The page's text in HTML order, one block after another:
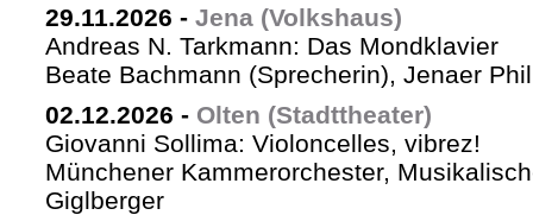
29.11.2026 - Jena (Volkshaus)
Andreas N. Tarkmann: Das Mondklavier
Beate Bachmann (Sprecherin), Jenaer
02.12.2026 - Olten (Stadttheater)
Giovanni Sollima: Violoncelles, vibrez!
Münchener Kammerorchester,
Giglberger